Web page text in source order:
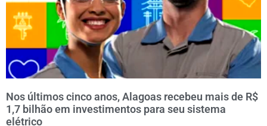
Nos últimos cinco anos, Alagoas recebeu mais de R$
1,7 bilhão em investimentos para seu sistema
elétrico